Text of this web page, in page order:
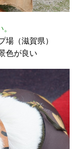
（滋賀県）
色が良い